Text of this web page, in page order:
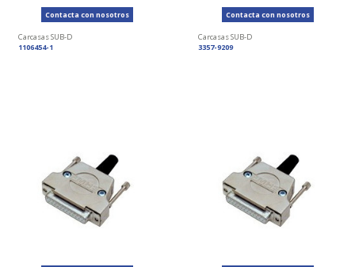
Contacta con nosotros
Carcasas SUB-D
1106454-1
Contacta con nosotros
Carcasas SUB-D
3357-9209